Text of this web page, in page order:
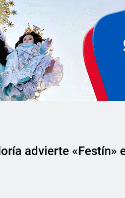
advierte